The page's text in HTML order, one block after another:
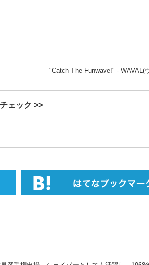
"Catch The Funwave!" - WAVAL(
ェック >>